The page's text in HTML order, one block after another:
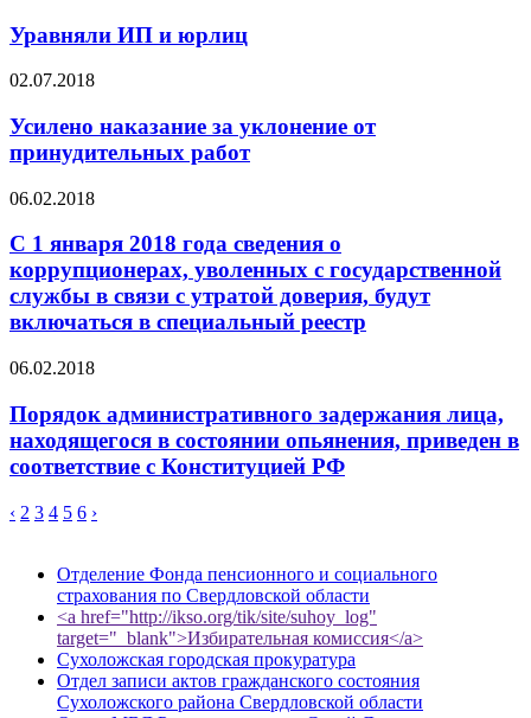
Уравняли ИП и юрлиц
02.07.2018
Усилено наказание за уклонение от
принудительных работ
06.02.2018
С 1 января 2018 года сведения о
коррупционерах, уволенных с государственной
службы в связи с утратой доверия, будут
включаться в специальный реестр
06.02.2018
Порядок административного задержания лица,
находящегося в состоянии опьянения, приведен в
соответствие с Конституцией РФ
‹ 2 3 4 5 6 ›
Отделение Фонда пенсионного и социального
страхования по Свердловской области
<a href="http://ikso.org/tik/site/suhoy_log"
target="_blank">Избирательная комиссия</a>
Сухоложская городская прокуратура
Отдел записи актов гражданского состояния
Сухоложского района Свердловской области